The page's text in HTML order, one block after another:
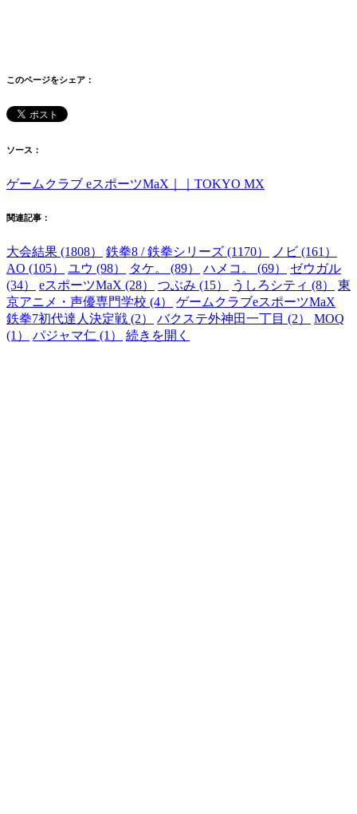
このページをシェア：
ソース：
ゲームクラブ eスポーツMaX｜｜TOKYO MX
関連記事：
大会結果 (1808） 鉄拳8 / 鉄拳シリーズ (1170）
ノビ (161）
AO (105）
ユウ (98） タケ。 (89） ハメコ。 (69）
ゼウガル
(34）
eスポーツMaX (28） つぶみ (15） うしろシティ (8）
東
京アニメ・声優専門学校 (4）
ゲームクラブeスポーツMaX
鉄拳7初代達人決定戦 (2）
バクステ外神田一丁目 (2）
MOQ
(1）
パジャマ仁 (1） 続きを開く